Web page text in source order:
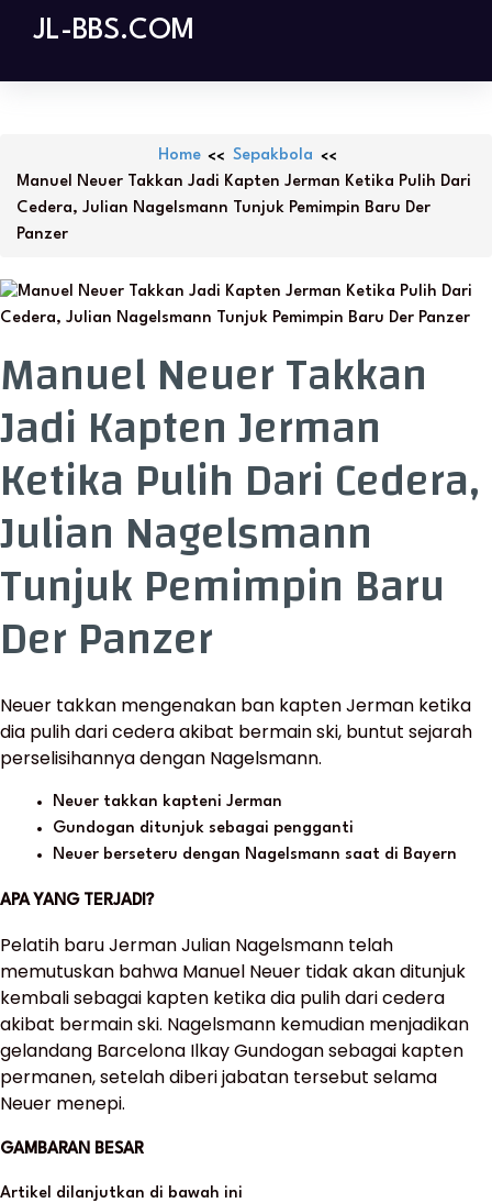
JL-BBS.COM
Home
Sepakbola
Manuel Neuer Takkan Jadi Kapten Jerman Ketika Pulih Dari
Cedera, Julian Nagelsmann Tunjuk Pemimpin Baru Der
Panzer
Manuel Neuer Takkan
Jadi Kapten Jerman
Ketika Pulih Dari Cedera,
Julian Nagelsmann
Tunjuk Pemimpin Baru
Der Panzer
Neuer takkan mengenakan ban kapten Jerman ketika
dia pulih dari cedera akibat bermain ski, buntut sejarah
perselisihannya dengan Nagelsmann.
Neuer takkan kapteni Jerman
Gundogan ditunjuk sebagai pengganti
Neuer berseteru dengan Nagelsmann saat di Bayern
APA YANG TERJADI?
Pelatih baru Jerman Julian Nagelsmann telah
memutuskan bahwa Manuel Neuer tidak akan ditunjuk
kembali sebagai kapten ketika dia pulih dari cedera
akibat bermain ski. Nagelsmann kemudian menjadikan
gelandang Barcelona Ilkay Gundogan sebagai kapten
permanen, setelah diberi jabatan tersebut selama
Neuer menepi.
GAMBARAN BESAR
Artikel dilanjutkan di bawah ini